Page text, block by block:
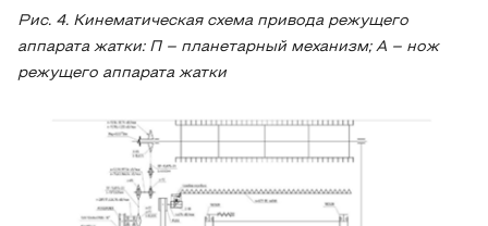
Рис. 4. Кинематическая схема привода режущего
аппарата жатки: П – планетарный механизм; А – нож
режущего аппарата жатки